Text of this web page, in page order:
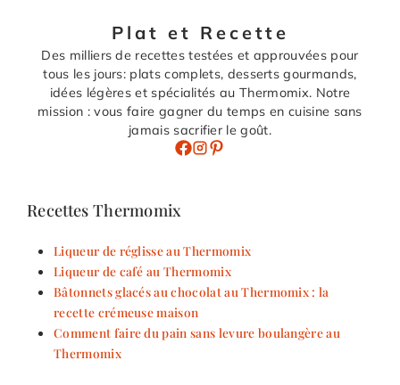
Plat et Recette
Des milliers de recettes testées et approuvées pour
tous les jours: plats complets, desserts gourmands,
idées légères et spécialités au Thermomix. Notre
mission : vous faire gagner du temps en cuisine sans
jamais sacrifier le goût.
Recettes Thermomix
Liqueur de réglisse au Thermomix
Liqueur de café au Thermomix
Bâtonnets glacés au chocolat au Thermomix : la
recette crémeuse maison
Comment faire du pain sans levure boulangère au
Thermomix